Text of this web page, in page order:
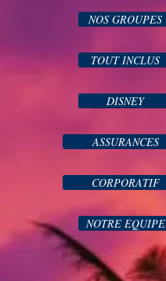
NOS GROUPES
TOUT INCLUS
DISNEY
ASSURANCES
CORPORATIF
NOTRE EQUIPE